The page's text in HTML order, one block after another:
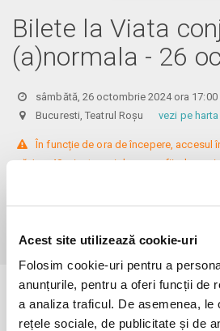
Acest site utilizează cookie-uri
Folosim cookie-uri pentru a
anunțurile, pentru a oferi funcții de
a analiza traficul. De asemenea, le
rețele sociale, de publicitate și de
Bilete la Viata
(a)normala - 26
sâmbătă, 26 octombrie 2024 ora 17:00
Bucuresti, Teatrul Roșu vezi pe harta
În funcție de ora de începere, accesul
oră / cu 40 minute mai devreme, fiind
înainte de spectacol. Așezarea se
Informații suplimentare, la nr. de telefon
Evenimentul a